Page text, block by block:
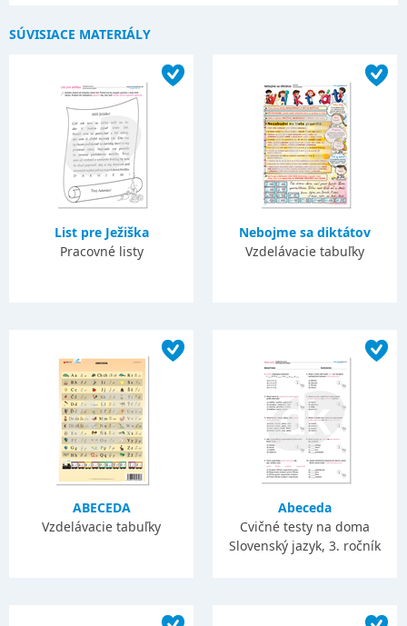
SÚVISIACE MATERIÁLY
List pre Ježiška
Pracovné listy
Nebojme sa diktátov
Vzdelávacie tabuľky
ABECEDA
Vzdelávacie tabuľky
Abeceda
Cvičné testy na doma
Slovenský jazyk, 3. ročník